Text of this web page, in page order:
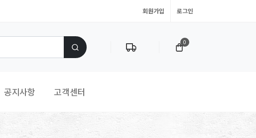
회원가입 로그인
0
공지사항 고객센터